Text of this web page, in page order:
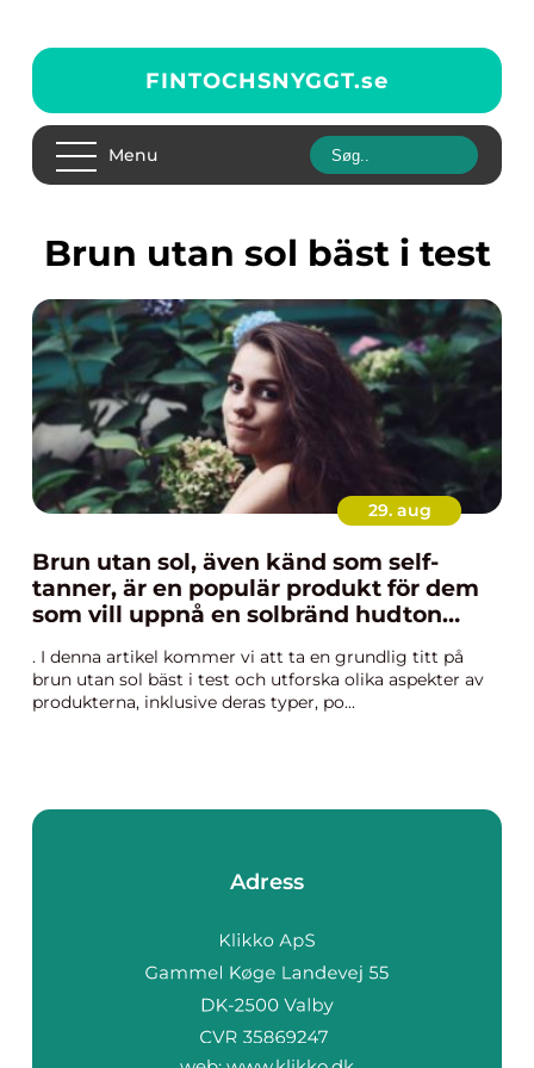
FINTOCHSNYGGT.se
Menu
brun utan sol bäst i test
29. aug
Brun utan sol, även känd som self-
tanner, är en populär produkt för dem
som vill uppnå en solbränd hudton
strålar
. I denna artikel kommer vi att ta en grundlig titt på
brun utan sol bäst i test och utforska olika aspekter av
produkterna, inklusive deras typer, po...
Adress